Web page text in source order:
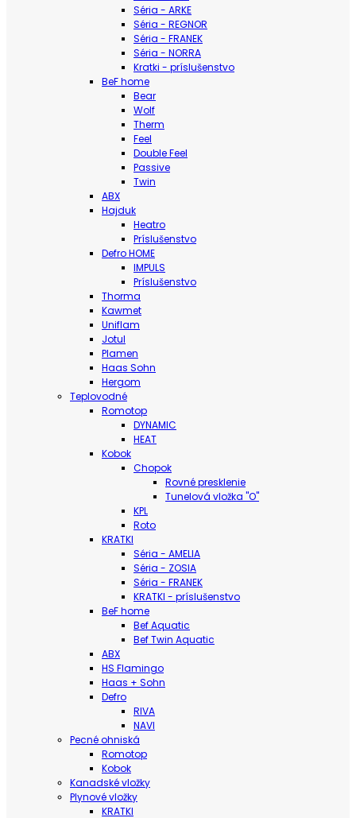
Séria - ARKE
Séria - REGNOR
Séria - FRANEK
Séria - NORRA
Kratki - príslušenstvo
BeF home
Bear
Wolf
Therm
Feel
Double Feel
Passive
Twin
ABX
Hajduk
Heatro
Príslušenstvo
Defro HOME
IMPULS
Príslušenstvo
Thorma
Kawmet
Uniflam
Jotul
Plamen
Haas Sohn
Hergom
Teplovodné
Romotop
DYNAMIC
HEAT
Kobok
Chopok
Rovné presklenie
Tunelová vložka "O"
KPL
Roto
KRATKI
Séria - AMELIA
Séria - ZOSIA
Séria - FRANEK
KRATKI - príslušenstvo
BeF home
Bef Aquatic
Bef Twin Aquatic
ABX
HS Flamingo
Haas + Sohn
Defro
RIVA
NAVI
Pecné ohniská
Romotop
Kobok
Kanadské vložky
Plynové vložky
KRATKI